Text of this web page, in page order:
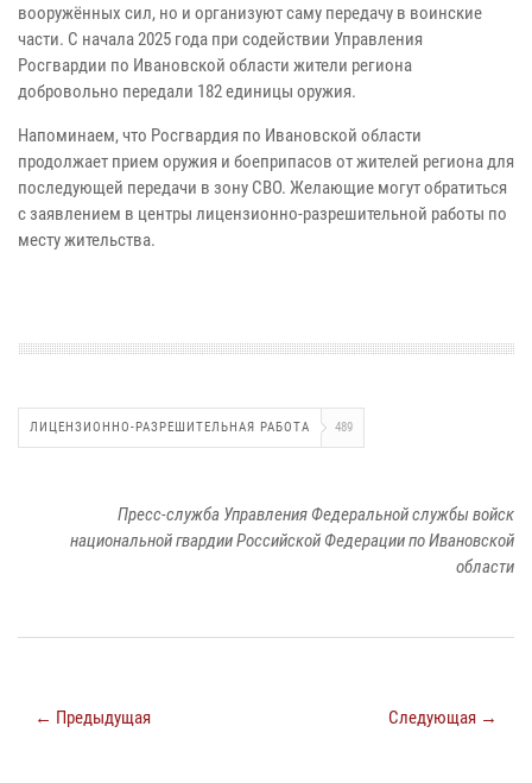
вооружённых сил, но и организуют саму передачу в воинские
части. С начала 2025 года при содействии Управления
Росгвардии по Ивановской области жители региона
добровольно передали 182 единицы оружия.
Напоминаем, что Росгвардия по Ивановской области
продолжает прием оружия и боеприпасов от жителей региона для
последующей передачи в зону СВО. Желающие могут обратиться
с заявлением в центры лицензионно-разрешительной работы по
месту жительства.
ЛИЦЕНЗИОННО-РАЗРЕШИТЕЛЬНАЯ РАБОТА 489
Пресс-служба Управления Федеральной службы войск
национальной гвардии Российской Федерации по Ивановской
области
← Предыдущая Следующая →